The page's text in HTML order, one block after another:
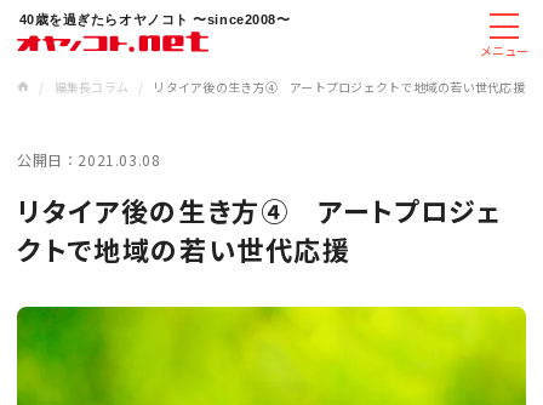
40歳を過ぎたらオヤノコト 〜since2008〜
メニュー
/
編集長コラム / リタイア後の生き方④ アートプロジェクトで地域の若い世代応援
公開日： 2021.03.08
リタイア後の生き方④ アートプロジェ
クトで地域の若い世代応援